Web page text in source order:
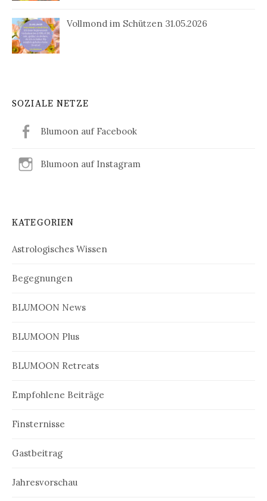
Vollmond im Schützen 31.05.2026
SOZIALE NETZE
Blumoon auf Facebook
Blumoon auf Instagram
KATEGORIEN
Astrologisches Wissen
Begegnungen
BLUMOON News
BLUMOON Plus
BLUMOON Retreats
Empfohlene Beiträge
Finsternisse
Gastbeitrag
Jahresvorschau